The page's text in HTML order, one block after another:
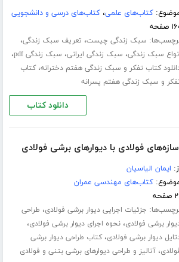
کتاب‌های علمی،کتاب‌های درسی و دانشجویی
صفحه
سبک زندگی چیست، تعریف سبک زندگی،
سبک زندگی، سبک زندگی ایرانی، سبک زندگی pdf ،
کتاب تفکر و سبک زندگی هفتم دخترانه،کتاب
و سبک زندگی هفتم پسرانه
دانلود کتاب
فولادی با دیوارهای برشی فولادی
ایمان الیاسیان
کتاب‌های مهندسی عمران
جزئیات اجرایی دیوار برشی فولادی، طراحی
برشی فولادی،نحوه اجرای دیوار برشی فولادی،
دیوار برشی فولادی،کتاب طراحی دیوار برشی
،آنالیز و طراحی دیوارهای برشی بتنی و فولادی